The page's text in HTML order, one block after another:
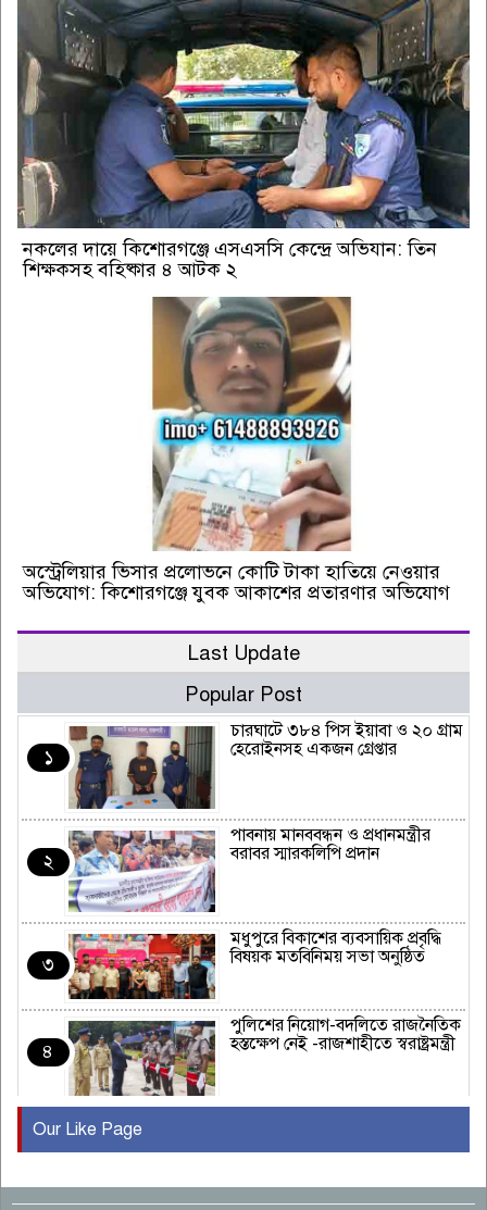
নকলের দায়ে কিশোরগঞ্জে এসএসসি কেন্দ্রে অভিযান: তিন
শিক্ষকসহ বহিষ্কার ৪ আটক ২
অস্ট্রেলিয়ার ভিসার প্রলোভনে কোটি টাকা হাতিয়ে নেওয়ার
অভিযোগ: কিশোরগঞ্জে যুবক আকাশের প্রতারণার অভিযোগ
Last Update
Popular Post
১
চারঘাটে ৩৮৪ পিস ইয়াবা ও ২০ গ্রাম
হেরোইনসহ একজন গ্রেপ্তার
২
পাবনায় মানববন্ধন ও প্রধানমন্ত্রীর
বরাবর স্মারকলিপি প্রদান
৩
মধুপুরে বিকাশের ব্যবসায়িক প্রবৃদ্ধি
বিষয়ক মতবিনিময় সভা অনুষ্ঠিত
৪
পুলিশের নিয়োগ-বদলিতে রাজনৈতিক
হস্তক্ষেপ নেই -রাজশাহীতে স্বরাষ্ট্রমন্ত্রী
৫
বছর পূর্তি উদযাপন
Our Like Page